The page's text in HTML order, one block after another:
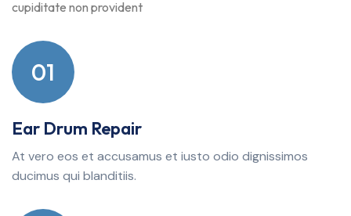
cupiditate non provident
01
Ear Drum Repair
At vero eos et accusamus et iusto odio dignissimos
ducimus qui blanditiis.